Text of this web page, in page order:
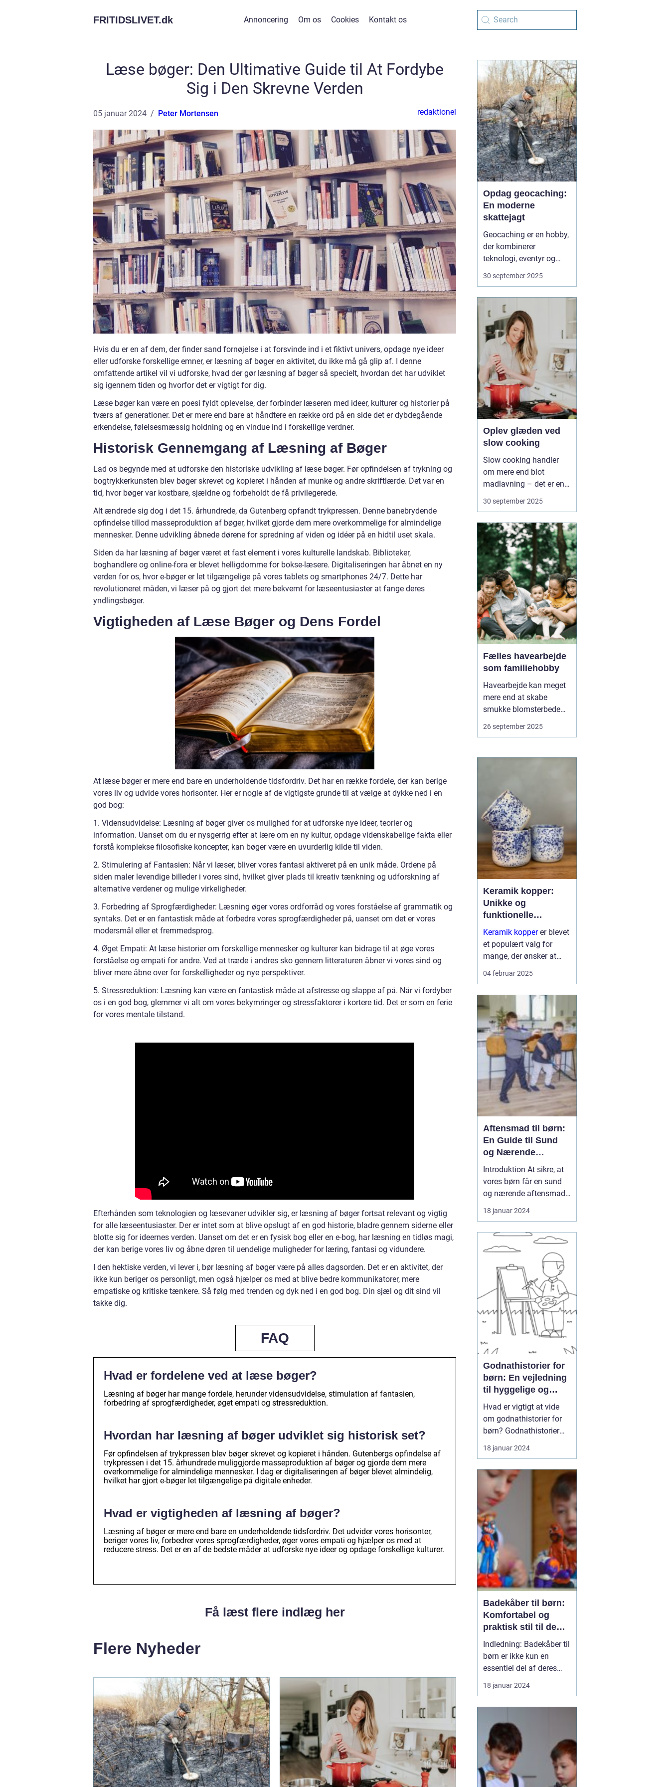
FRITIDSLIVET.dk Annoncering Om os Cookies Kontakt os
Læse bøger: Den Ultimative Guide til At Fordybe
Sig i Den Skrevne Verden
05 januar 2024 Peter Mortensen redaktionel
Hvis du er en af dem, der finder sand fornøjelse i at forsvinde ind i et fiktivt univers, opdage nye ideer
eller udforske forskellige emner, er læsning af bøger en aktivitet, du ikke må gå glip af. I denne
omfattende artikel vil vi udforske, hvad der gør læsning af bøger så specielt, hvordan det har udviklet
sig igennem tiden og hvorfor det er vigtigt for dig.
Læse bøger kan være en poesi fyldt oplevelse, der forbinder læseren med ideer, kulturer og historier på
tværs af generationer. Det er mere end bare at håndtere en række ord på en side det er dybdegående
erkendelse, følelsesmæssig holdning og en vindue ind i forskellige verdner.
Historisk Gennemgang af Læsning af Bøger
Lad os begynde med at udforske den historiske udvikling af læse bøger. Før opfindelsen af trykning og
bogtrykkerkunsten blev bøger skrevet og kopieret i hånden af munke og andre skriftlærde. Det var en
tid, hvor bøger var kostbare, sjældne og forbeholdt de få privilegerede.
Alt ændrede sig dog i det 15. århundrede, da Gutenberg opfandt trykpressen. Denne banebrydende
opfindelse tillod masseproduktion af bøger, hvilket gjorde dem mere overkommelige for almindelige
mennesker. Denne udvikling åbnede dørene for spredning af viden og idéer på en hidtil uset skala.
Siden da har læsning af bøger været et fast element i vores kulturelle landskab. Biblioteker,
boghandlere og online-fora er blevet helligdomme for bokse-læsere. Digitaliseringen har åbnet en ny
verden for os, hvor e-bøger er let tilgængelige på vores tablets og smartphones 24/7. Dette har
revolutioneret måden, vi læser på og gjort det mere bekvemt for læseentusiaster at fange deres
yndlingsbøger.
Vigtigheden af Læse Bøger og Dens Fordel
At læse bøger er mere end bare en underholdende tidsfordriv. Det har en række fordele, der kan berige
vores liv og udvide vores horisonter. Her er nogle af de vigtigste grunde til at vælge at dykke ned i en
god bog:
1. Vidensudvidelse: Læsning af bøger giver os mulighed for at udforske nye ideer, teorier og
information. Uanset om du er nysgerrig efter at lære om en ny kultur, opdage videnskabelige fakta eller
forstå komplekse filosofiske koncepter, kan bøger være en uvurderlig kilde til viden.
2. Stimulering af Fantasien: Når vi læser, bliver vores fantasi aktiveret på en unik måde. Ordene på
siden maler levendige billeder i vores sind, hvilket giver plads til kreativ tænkning og udforskning af
alternative verdener og mulige virkeligheder.
3. Forbedring af Sprogfærdigheder: Læsning øger vores ordforråd og vores forståelse af grammatik og
syntaks. Det er en fantastisk måde at forbedre vores sprogfærdigheder på, uanset om det er vores
modersmål eller et fremmedsprog.
4. Øget Empati: At læse historier om forskellige mennesker og kulturer kan bidrage til at øge vores
forståelse og empati for andre. Ved at træde i andres sko gennem litteraturen åbner vi vores sind og
bliver mere åbne over for forskelligheder og nye perspektiver.
5. Stressreduktion: Læsning kan være en fantastisk måde at afstresse og slappe af på. Når vi fordyber
os i en god bog, glemmer vi alt om vores bekymringer og stressfaktorer i kortere tid. Det er som en ferie
for vores mentale tilstand.
Efterhånden som teknologien og læsevaner udvikler sig, er læsning af bøger fortsat relevant og vigtig
for alle læseentusiaster. Der er intet som at blive opslugt af en god historie, bladre gennem siderne eller
blotte sig for ideernes verden. Uanset om det er en fysisk bog eller en e-bog, har læsning en tidløs magi,
der kan berige vores liv og åbne døren til uendelige muligheder for læring, fantasi og vidundere.
I den hektiske verden, vi lever i, bør læsning af bøger være på alles dagsorden. Det er en aktivitet, der
ikke kun beriger os personligt, men også hjælper os med at blive bedre kommunikatorer, mere
empatiske og kritiske tænkere. Så følg med trenden og dyk ned i en god bog. Din sjæl og dit sind vil
takke dig.
FAQ
Hvad er fordelene ved at læse bøger?
Læsning af bøger har mange fordele, herunder vidensudvidelse, stimulation af fantasien,
forbedring af sprogfærdigheder, øget empati og stressreduktion.
Hvordan har læsning af bøger udviklet sig historisk set?
Før opfindelsen af trykpressen blev bøger skrevet og kopieret i hånden. Gutenbergs opfindelse af
trykpressen i det 15. århundrede muliggjorde masseproduktion af bøger og gjorde dem mere
overkommelige for almindelige mennesker. I dag er digitaliseringen af bøger blevet almindelig,
hvilket har gjort e-bøger let tilgængelige på digitale enheder.
Hvad er vigtigheden af læsning af bøger?
Læsning af bøger er mere end bare en underholdende tidsfordriv. Det udvider vores horisonter,
beriger vores liv, forbedrer vores sprogfærdigheder, øger vores empati og hjælper os med at
reducere stress. Det er en af de bedste måder at udforske nye ideer og opdage forskellige kulturer.
Få læst flere indlæg her
Flere Nyheder
Opdag geocaching:
En moderne
skattejagt
Geocaching er en hobby,
der kombinerer
teknologi, eventyr og
fællesskab. Med en
smartphone eller GPS i
naturen eller byens
gader på jagt efter små
skjulte beholdere kaldet
caches. Det er en global
leg, ...
30 september 2025
Oplev glæden ved
slow cooking
Slow cooking handler
om mere end blot
madlavning – det er en
måde at skabe ro,
fordybelse og smag på.
til at simre i timevis,
udvikler de en dybde og
fylde, som hurtig
madlavning sjældent k...
30 september 2025
Fælles havearbejde
som familiehobby
Havearbejde kan meget
mere end at skabe
smukke blomsterbede
og friske grøntsager. Når
det dyrkes som en fælles
hobby, der bringer
og høste i fæ...
26 september 2025
Keramik kopper:
Unikke og
funktionelle
kunstværker til
hverdagen
Keramik kopperer blevet
et populært valg for
mange, der ønsker at
tilføre deres hjem et
kopper kombinerer et t...
04 februar 2025
Aftensmad til børn:
En Guide til Sund
og Nærende
Måltider
Introduktion At sikre, at
vores børn får en sund
og nærende aftensmad
er en prioritet for de
fleste forældre. Men med
tilgængelige kan det
være svært at navigere
mellem, hvad der er
bedst for vores børns
helbred o...
18 januar 2024
Godnathistorier for
børn: En vejledning
til hyggelige og
lærerige
sengetidsoplevelser
Hvad er vigtigt at vide
om godnathistorier for
børn? Godnathistorier
for børn er en tidløs
tradition, der ikke kun
underholde, men også
om at skabe dyrebare
øjeblikke mellem
forældre og børn. Disse
historier hjælper børn
med at falde t...
18 januar 2024
Badekåber til børn:
Komfortabel og
praktisk stil til de
små
Indledning: Badekåber til
børn er ikke kun en
essentiel del af deres
garderobe, men de
tilbyder også en
en sjov svømmetur.
Denne artikel vil
udforske alt, hvad der er
værd at vide om
badekåber til børn....
18 januar 2024